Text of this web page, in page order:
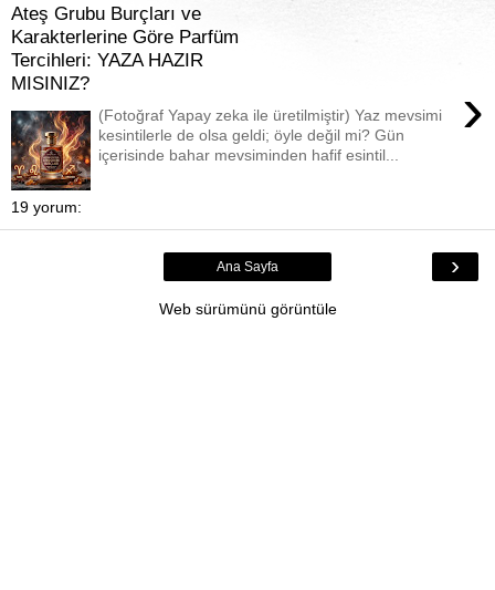
Ateş Grubu Burçları ve
Karakterlerine Göre Parfüm
Tercihleri: YAZA HAZIR
MISINIZ?
›
(Fotoğraf Yapay zeka ile üretilmiştir) Yaz mevsimi
kesintilerle de olsa geldi; öyle değil mi? Gün
içerisinde bahar mevsiminden hafif esintil...
19 yorum:
›
Ana Sayfa
Web sürümünü görüntüle